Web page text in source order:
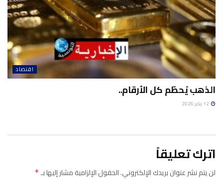
اقتصاد
الذهب يُحطّم كل الأرقام..
اترك تعليقاً
لن يتم نشر عنوان بريدك الإلكتروني.الحقول الإلزامية مشار إليها بـ*